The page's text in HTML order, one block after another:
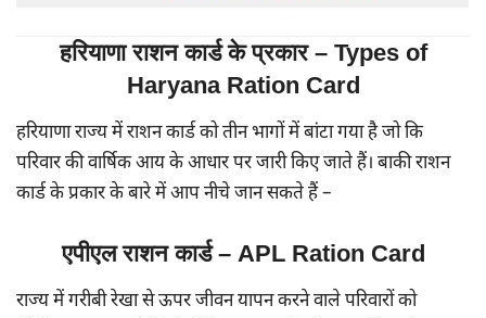
हरियाणा राशन कार्ड के प्रकार – Types of
Haryana Ration Card
हरियाणा राज्य में राशन कार्ड को तीन भागों में बांटा गया है जो कि
परिवार की वार्षिक आय के आधार पर जारी किए जाते हैं। बाकी राशन
कार्ड के प्रकार के बारे में आप नीचे जान सकते हैं –
एपीएल राशन कार्ड – APL Ration Card
राज्य में गरीबी रेखा से ऊपर जीवन यापन करने वाले परिवारों को